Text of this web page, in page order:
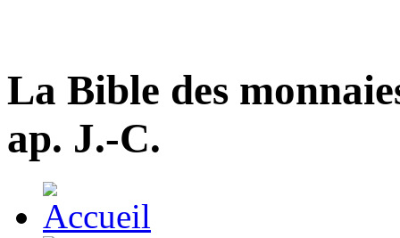
La Bible des
ap. J.-C.